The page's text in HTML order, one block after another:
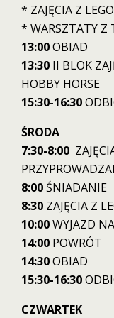
* ZAJĘCIA Z
* WARSZTATY Z
13:00OBIAD
13:30 II BLOK
HOBBY HORSE
15:30-16:30
ŚRODA
7:30-8:00
8:00ŚNIADANIE
8:30 ZAJĘCIA Z
10:00WYJAZD
14:00 POWRÓT
14:30OBIAD
15:30-16:30
CZWARTEK